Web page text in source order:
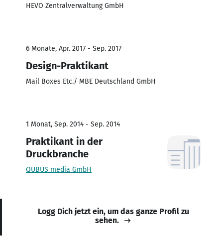
HEVO Zentralverwaltung GmbH
6 Monate, Apr. 2017 - Sep. 2017
Design-Praktikant
Mail Boxes Etc./ MBE Deutschland GmbH
1 Monat, Sep. 2014 - Sep. 2014
Praktikant in der
Druckbranche
QUBUS media GmbH
Logg Dich jetzt ein, um das ganze Profil zu
sehen.